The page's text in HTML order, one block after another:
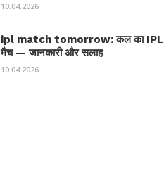
10.04.2026
ipl match tomorrow: कल का IPL
मैच — जानकारी और सलाह
10.04.2026